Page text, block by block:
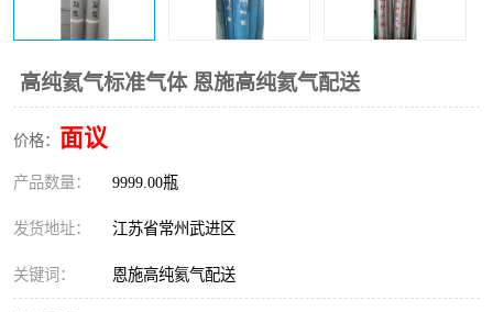
高纯氦气标准气体 恩施高纯氦气配送
价格： 面议
产品数量： 9999.00瓶
发货地址： 江苏省常州武进区
关键词： 恩施高纯氦气配送